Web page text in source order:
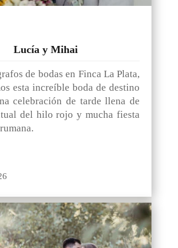
Lucía y Mihai
de bodas en Finca La Plata,
esta increíble boda de destino
celebración de tarde llena de
del hilo rojo y mucha fiesta